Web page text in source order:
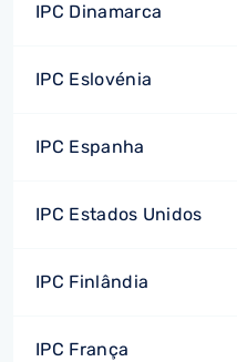
IPC Dinamarca
IPC Eslovénia
IPC Espanha
IPC Estados Unidos
IPC Finlândia
IPC França